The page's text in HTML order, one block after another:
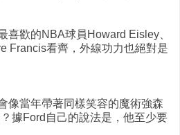
喜歡的NBA球員Howard Eisley、
Francis看齊，外線功力也絕對是
像當年帶著同樣笑容的魔術強森
據Ford自己的說法是，他至少要